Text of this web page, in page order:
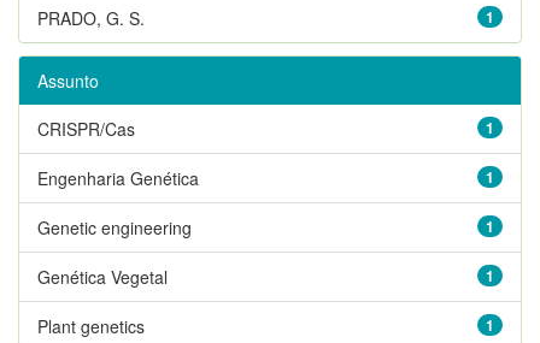
1
PRADO, G. S.
Assunto
1
CRISPR/Cas
1
Engenharia Genética
1
Genetic engineering
1
Genética Vegetal
1
Plant genetics